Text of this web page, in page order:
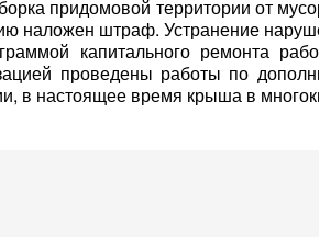
придомовой территории от
наложен штраф. Устранение
капитального ремонта
проведены работы по
в настоящее время крыша в